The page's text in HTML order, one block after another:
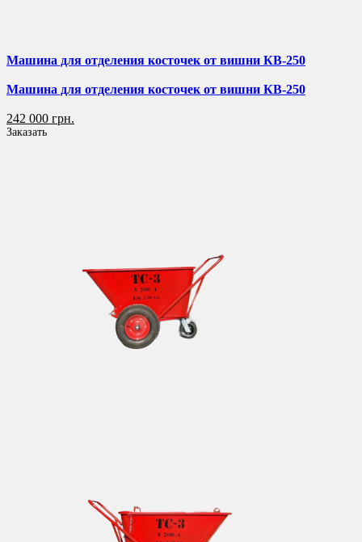
Машина для отделения косточек от вишни КВ-250
Машина для отделения косточек от вишни КВ-250
242 000 грн.
Заказать